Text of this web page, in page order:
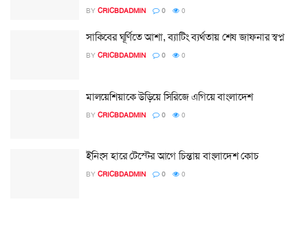
BY CRICBDADMIN 0 0
সাকিবের ঘূর্ণিতে আশা, ব্যাটিং ব্যর্থতায় শেষ জাফনার স্বপ্ন
BY CRICBDADMIN 0 0
মালয়েশিয়াকে উড়িয়ে সিরিজে এগিয়ে বাংলাদেশ
BY CRICBDADMIN 0 0
ইনিংস হারে টেস্টের আগে চিন্তায় বাংলাদেশ কোচ
BY CRICBDADMIN 0 0